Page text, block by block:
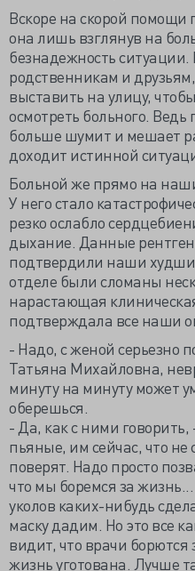
Вскоре на скорой помощи
она лишь взглянув на
безнадежность ситуации.
родственникам и
выставить на улицу,
осмотреть больного.
больше шумит и мешает
доходит истинной
Больной же прямо на
У него стало
резко ослабло
дыхание. Данные
подтвердили наши
отделе были сломаны
нарастающая
подтверждала все наши
- Надо, с женой серьезно
Татьяна Михайловна,
минуту на минуту может
оберешься.
- Да, как с ними говорить,
пьяные, им сейчас, что
поверят. Надо просто
что мы боремся за
уколов каких-нибудь
маску дадим. Но это все
видит, что врачи борются
жизнь уготована. Лучше